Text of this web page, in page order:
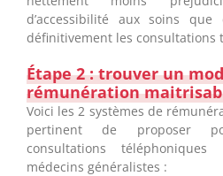
d’accessibilité aux soins
définitivement les consultations
Étape 2 : trouver un
rémunération
Voici les 2 systèmes de
pertinent de proposer
consultations
médecins généralistes :